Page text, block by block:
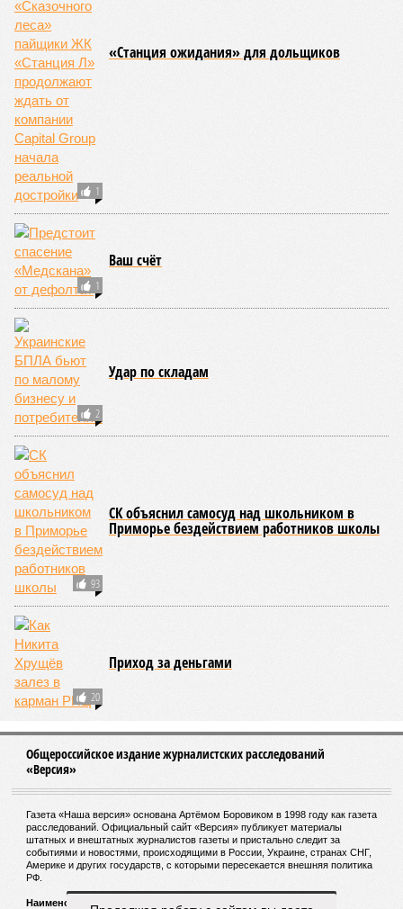
ЖК «Светлый мир «Станция Л»: та же группа компаний-
банкрот Seven Suns Development, та же анонсированная
схема достройки через Capital Group осенью 2024 года, но
за прошедшие два года результатов, по словам дольщиков,
практически не видно. По
порталов, первую очередь ЖК строители обещают сдать к
декабрю 2026 г., вторую – к марту 2028-го. Но никто при
этом из кураторов стройки не задается вопросом: как эти
сроки должны материализоваться? На строительной
площадке, по свидетельствам дольщиков, регулярно
бывающих у забора, какая-либо техника отсутствует. Ни
бетононасосов, ни работающих кранов, ни признаков
мобилизации подрядчиков. При том, что до «декабря 2026»
осталось менее полугода.
Если в «Сказочном лесу» техзаказчик публично
отчитывался о поэтапной готовности – 90%, затем 97%, с
конкретными инженерными работами (усиление
монолитных конструкций, устранение проектных ошибок) –
то по «Станции Л» подобной публичной отчётности
дольщики не видят. Ни Capital Group, ни кураторы
строительства не подтверждают ни соблюдения графика
строительства, ни объёма фактически выполненных работ.
Напрашивается закономерный вопрос: если
декларируемая «Capital Group модель (достраивать
проблемные объекты SSD») сработала на
Лосиноостровской, почему она не масштабируется на
Люблино? И означает ли отсутствие техники на площадке,
что в реальности подрядчик по «Станции Л» ещё даже не
определён?
Митинги
2025–2026 годах, похоже, не изменили ситуацию.
последние месяцы в личном общении нам перестали
называть даже ориентировочные сроки»
расстроенные дольщики.
Казалось бы, формально ответственность по
несостоятельной ещё в 2024 году, бенефициар компании
леса» и «В стремлении к свету», согласно информации на
сайтах Capital Group, осенью 2024 г. взяла на себя. Два из
трёх объектов уже сданы или близки к сдаче. Третий –
«Станция Л», крупнейший по числу пострадавших
дольщиков (3908 квартир в пяти корпусах) – по факту